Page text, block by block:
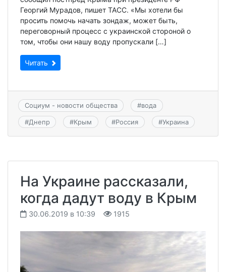
Георгий Мурадов, пишет ТАСС. «Мы хотели бы
просить помочь начать зондаж, может быть,
переговорный процесс с украинской стороной о
том, чтобы они нашу воду пропускали […]
Читать
Социум - новости общества #вода
#Днепр #Крым #Россия #Украина
На Украине рассказали,
когда дадут воду в Крым
30.06.2019 в 10:39 1915